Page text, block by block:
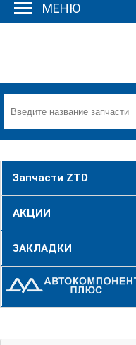
МЕНЮ
Запчасти ZTD
АКЦИИ
ЗАКЛАДКИ